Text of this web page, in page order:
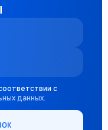
с
данных.